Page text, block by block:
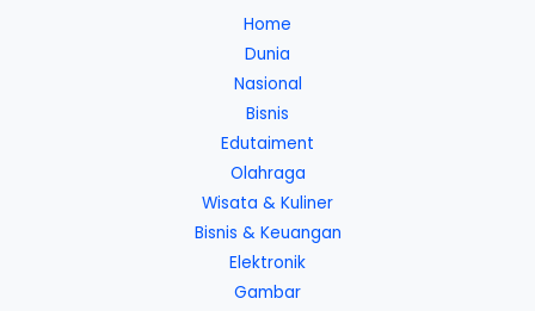
Home
Dunia
Nasional
Bisnis
Edutaiment
Olahraga
Wisata & Kuliner
Bisnis & Keuangan
Elektronik
Gambar